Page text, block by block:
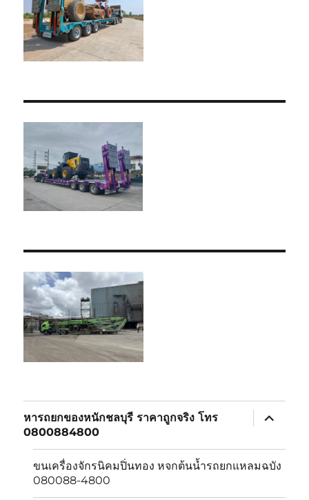
หารถยกของหนักชลบุรี ราคาถูกจริง โทร
0800884800
expand
child
ขนเครื่องจักรนิคมปิ่นทอง หจกต้นน้ำรถยกแหลมฉบัง
080088-4800